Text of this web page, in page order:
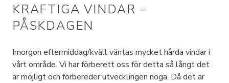
KRAFTIGA VINDAR –
PÅSKDAGEN
Imorgon eftermiddag/kväll väntas mycket hårda vindar i
vårt område. Vi har förberett oss för detta så långt det
är möjligt och förbereder utvecklingen noga. Då det är